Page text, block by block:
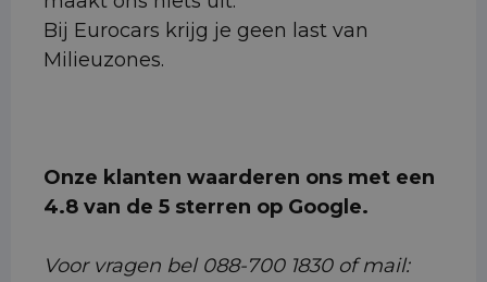
Bij Eurocars krijg je geen last van
Milieuzones.
Onze klanten waarderen ons met een
4.8 van de 5 sterren op Google.
Voor vragen bel 088-700 1830 of mail: